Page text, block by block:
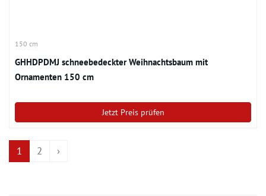
150 cm
GHHDPDMJ schneebedeckter Weihnachtsbaum mit
Ornamenten 150 cm
Jetzt Preis prüfen
1 2 ›